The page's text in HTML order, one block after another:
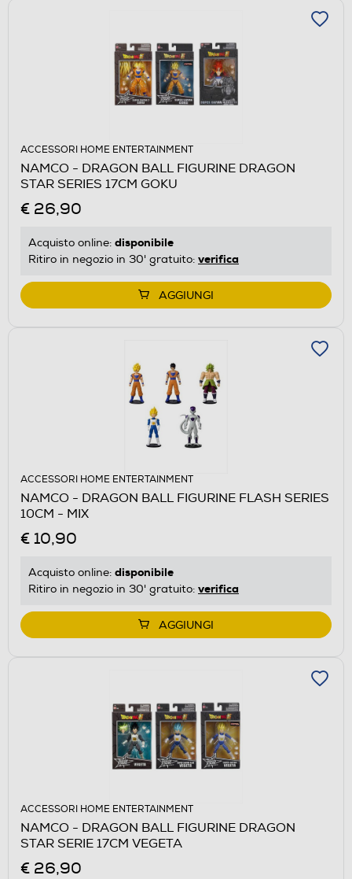
ACCESSORI HOME ENTERTAINMENT
NAMCO - DRAGON BALL FIGURINE DRAGON
STAR SERIES 17CM GOKU
€ 26,90
Acquisto online: disponibile
Ritiro in negozio in 30' gratuito: verifica
AGGIUNGI
ACCESSORI HOME ENTERTAINMENT
NAMCO - DRAGON BALL FIGURINE FLASH SERIES
10CM - MIX
€ 10,90
Acquisto online: disponibile
Ritiro in negozio in 30' gratuito: verifica
AGGIUNGI
ACCESSORI HOME ENTERTAINMENT
NAMCO - DRAGON BALL FIGURINE DRAGON
STAR SERIE 17CM VEGETA
€ 26,90